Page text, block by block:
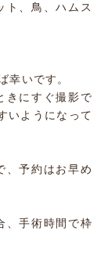
ト、鳥、ハムス
幸いです。
きにすぐ撮影で
いようになって
、予約はお早め
、手術時間で枠